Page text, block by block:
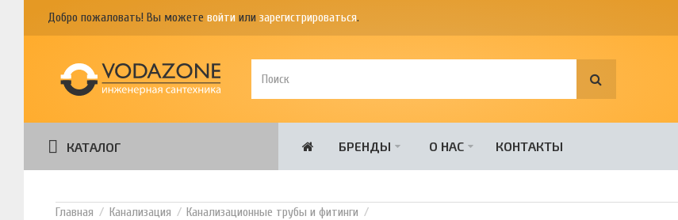
Добро пожаловать! Вы можете войти или зарегистрироваться.
КАТАЛОГ БРЕНДЫ О НАС КОНТАКТЫ
Канализация Канализационные трубы и фитинги